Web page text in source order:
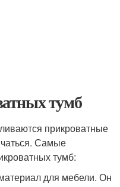
тумб
прикроватные
Самые
тумб:
для мебели. Он